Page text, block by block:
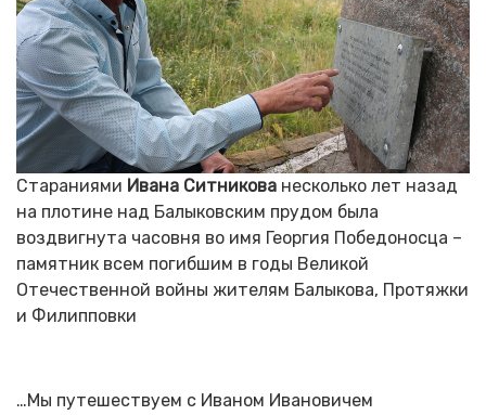
Стараниями Ивана Ситникова несколько лет назад
на плотине над Балыковским прудом была
воздвигнута часовня во имя Георгия Победоносца –
памятник всем погибшим в годы Великой
Отечественной войны жителям Балыкова, Протяжки
и Филипповки
…Мы путешествуем с Иваном Ивановичем